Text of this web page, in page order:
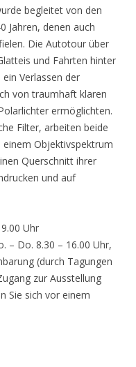
begleitet von den
Jahren, denen auch
Die Autotour über
und Fahrten hinter
Verlassen der
von traumhaft klaren
ermöglichten.
Filter, arbeiten beide
einem Objektivspektrum
Querschnitt ihrer
und auf
Uhr
– Do. 8.30 – 16.00 Uhr,
(durch Tagungen
zur Ausstellung
Sie sich vor einem